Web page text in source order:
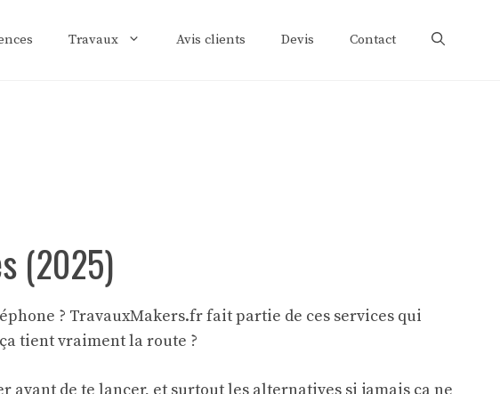
Travaux Avis clients Devis Contact
(2025)
? TravauxMakers.fr fait partie de ces services qui
tient vraiment la route ?